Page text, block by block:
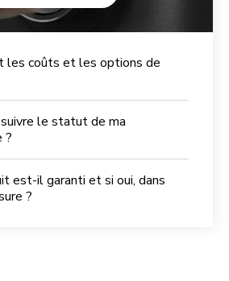
les coûts et les options de
le statut de ma
?
est-il garanti et si oui, dans
?